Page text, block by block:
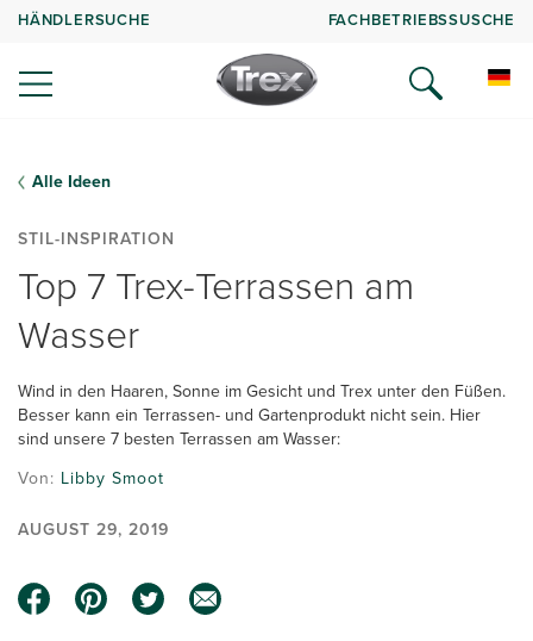
HÄNDLERSUCHE FACHBETRIEBSSUSCHE
Alle Ideen
STIL-INSPIRATION
Top 7 Trex-Terrassen am
Wasser
Wind in den Haaren, Sonne im Gesicht und Trex unter den Füßen.
Besser kann ein Terrassen- und Gartenprodukt nicht sein. Hier
sind unsere 7 besten Terrassen am Wasser:
Von: Libby Smoot
AUGUST 29, 2019